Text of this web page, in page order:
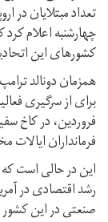
تعداد مبتلایان در
چهارشنبه اعلام
کشورهای این
همزمان دونالد
فروردین، در کاخ
فرمانداران
این در حالی است
رشد اقتصادی در
صنعتی در این کشور